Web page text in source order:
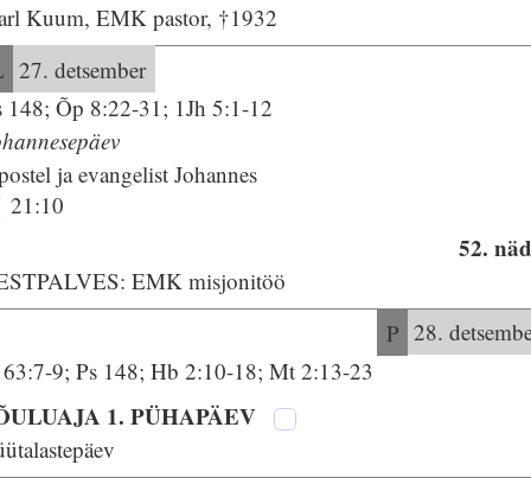
Kuum, EMK pastor, †1932
27. detsember
148; Õp 8:22-31; 1Jh 5:1-12
ja evangelist Johannes
21:10
52.
EMK misjonitöö
P 28.
63:7-9; Ps 148; Hb 2:10-18; Mt 2:13-23
1. PÜHAPÄEV